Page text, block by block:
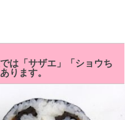
は「サザエ」「ショウち
ります。